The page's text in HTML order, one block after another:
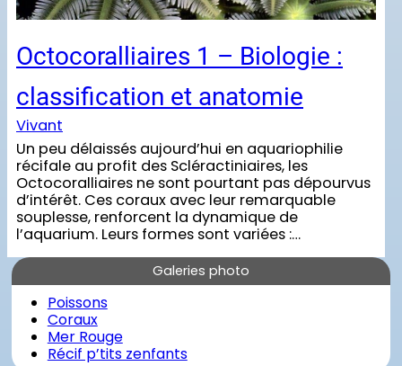
Octocoralliaires 1 – Biologie :
classification et anatomie
Vivant
Un peu délaissés aujourd’hui en aquariophilie
récifale au profit des Scléractiniaires, les
Octocoralliaires ne sont pourtant pas dépourvus
d’intérêt. Ces coraux avec leur remarquable
souplesse, renforcent la dynamique de
l’aquarium. Leurs formes sont variées :…
Galeries photo
Poissons
Coraux
Mer Rouge
Récif p’tits zenfants